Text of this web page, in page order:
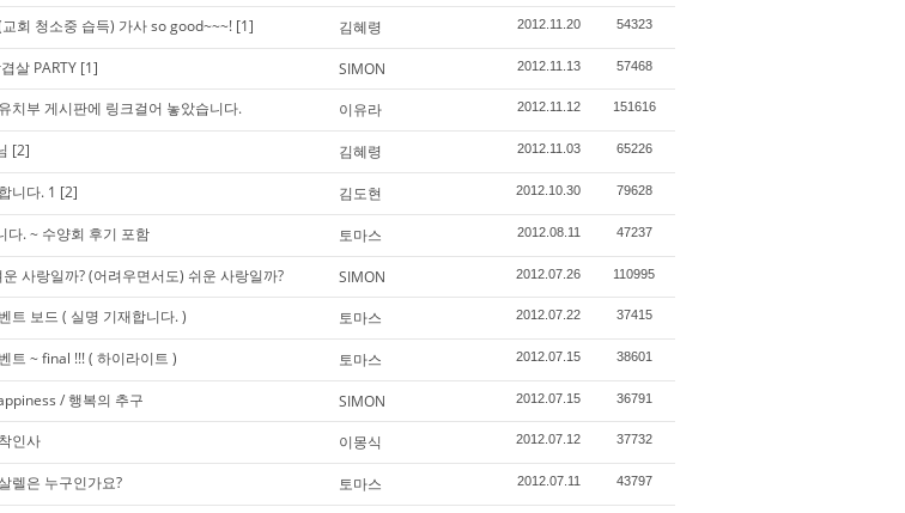
회 청소중 습득) 가사 so good~~~! [1] 김혜령 2012.11.20 54323
살 PARTY [1] SIMON 2012.11.13 57468
치부 게시판에 링크걸어 놓았습니다. 이유라 2012.11.12 151616
[2] 김혜령 2012.11.03 65226
니다. 1 [2] 김도현 2012.10.30 79628
다. ~ 수양회 후기 포함 토마스 2012.08.11 47237
사랑일까? (어려우면서도) 쉬운 사랑일까? SIMON 2012.07.26 110995
트 보드 ( 실명 기재합니다. ) 토마스 2012.07.22 37415
트 ~ final !!! ( 하이라이트 ) 토마스 2012.07.15 38601
/ 행복의 추구 SIMON 2012.07.15 36791
인사 이몽식 2012.07.12 37732
렐은 누구인가요? 토마스 2012.07.11 43797